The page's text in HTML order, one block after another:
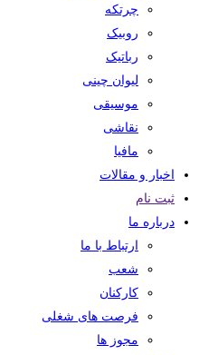
چرتکه
روبیک
رباتیک
لیوان چینی
موسیقی
نقاشی
مافیا
اخبار و مقالات
ثبت نام
درباره ما
ارتباط با ما
شعب
کارکنان
فرصت های شغلی
مجوز ها